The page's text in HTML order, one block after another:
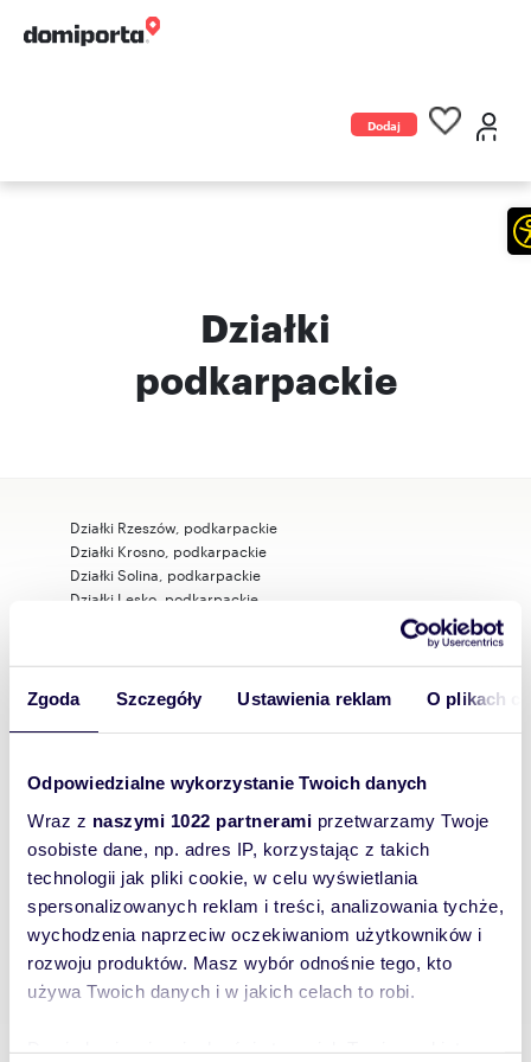
Zgoda Szczegóły Ustawienia reklam O plikach
Odpowiedzialne wykorzystanie Twoich danych
Wraz z naszymi 1022 partnerami przetwarzamy Twoje
osobiste dane, np. adres IP, korzystając z takich
technologii jak pliki cookie, w celu wyświetlania
spersonalizowanych reklam i treści, analizowania tychże,
wychodzenia naprzeciw oczekiwaniom użytkowników i
rozwoju produktów. Masz wybór odnośnie tego, kto
używa Twoich danych i w jakich celach to robi.
Dodaj
Działki
podkarpackie
Działki Rzeszów, podkarpackie
Działki Krosno, podkarpackie
Działki Solina, podkarpackie
Działki Lesko, podkarpackie
Działki Straszydle, podkarpackie
Działki Lubenia, podkarpackie
Działki Kielnarowa, podkarpackie
Działki Łańcut, podkarpackie
Działki Tyczyn, podkarpackie
Działki Werlas, podkarpackie
Działki Cisna, podkarpackie
Działki Hermanowa, podkarpackie
Działki Lutoryż, podkarpackie
Działki Boguchwała, podkarpackie
Działki Korczyna, podkarpackie
Działki Przybyszówka, Rzeszów, podkarpackie
Działki Budziwój, Rzeszów, podkarpackie